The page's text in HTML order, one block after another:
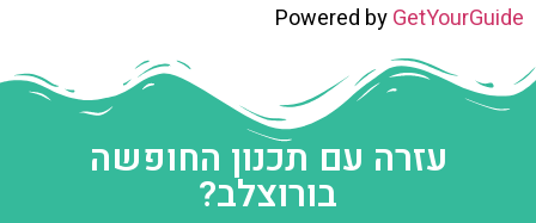
Powered byGetYourGuide
עזרה עם תכנון החופשה
בורוצלב?